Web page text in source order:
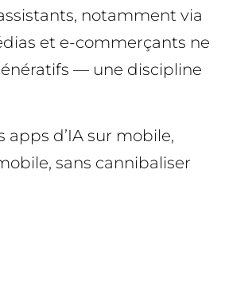
notamment via
et e-commerçants ne
— une discipline
d’IA sur mobile,
sans cannibaliser